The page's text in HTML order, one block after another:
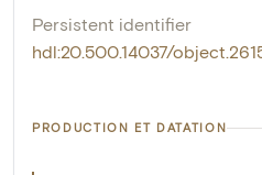
Persistent identifier
hdl:20.500.14037/
PRODUCTION ET DATATION